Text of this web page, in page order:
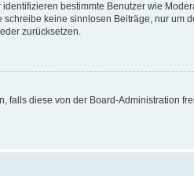
bestimmte Benutzer wie
keine sinnlosen Beiträge, nur
zurücksetzen.
diese von der Board-Administration